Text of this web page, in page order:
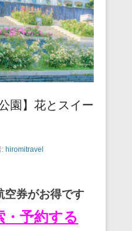
園】花とスイー
: hiromitravel
空券がお得です
予約する